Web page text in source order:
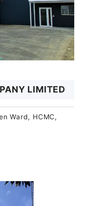
LIMITED
Ward, HCMC,